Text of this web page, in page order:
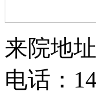
来院地
电话：